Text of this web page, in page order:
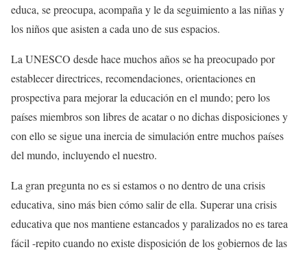
educa, se preocupa, acompaña y le da seguimiento a las niñas y
los niños que asisten a cada uno de sus espacios.
La UNESCO desde hace muchos años se ha preocupado por
establecer directrices, recomendaciones, orientaciones en
prospectiva para mejorar la educación en el mundo; pero los
países miembros son libres de acatar o no dichas disposiciones y
con ello se sigue una inercia de simulación entre muchos países
del mundo, incluyendo el nuestro.
La gran pregunta no es si estamos o no dentro de una crisis
educativa, sino más bien cómo salir de ella. Superar una crisis
educativa que nos mantiene estancados y paralizados no es tarea
fácil -repito cuando no existe disposición de los gobiernos de las